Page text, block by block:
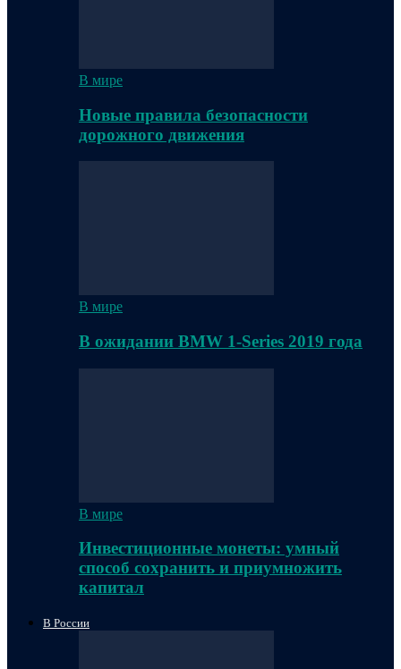
В мире
Новые правила безопасности
дорожного движения
В мире
В ожидании BMW 1-Series 2019 года
В мире
Инвестиционные монеты: умный
способ сохранить и приумножить
капитал
В России